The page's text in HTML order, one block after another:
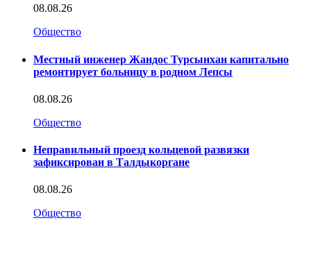
08.08.26
Общество
Местный инженер Жандос Турсынхан капитально
ремонтирует больницу в родном Лепсы
08.08.26
Общество
Неправильный проезд кольцевой развязки
зафиксирован в Талдыкоргане
08.08.26
Общество